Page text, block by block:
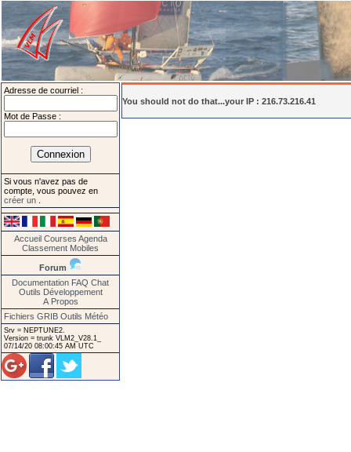
Adresse de courriel :
Mot de Passe :
Si vous n'avez pas de
compte, vous pouvez en
créer un
Accueil Courses Agenda
Classement Mobiles
Forum
Documentation FAQ Chat
Outils Développement
A Propos
Fichiers GRIB Outils Météo
Srv = NEPTUNE2.
Version = trunk VLM2_V28.1_
07/14/20 08:00:45 AM UTC
You should not do that...your IP : 216.73.216.41